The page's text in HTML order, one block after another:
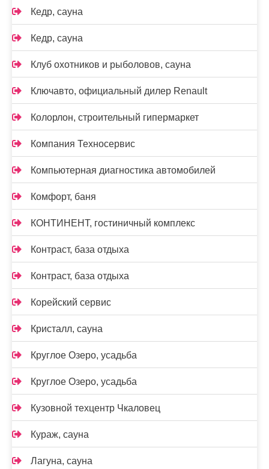
Кедр, сауна
Кедр, сауна
Клуб охотников и рыболовов, сауна
Ключавто, официальный дилер Renault
Колорлон, строительный гипермаркет
Компания Техносервис
Компьютерная диагностика автомобилей
Комфорт, баня
КОНТИНЕНТ, гостиничный комплекс
Контраст, база отдыха
Контраст, база отдыха
Корейский сервис
Кристалл, сауна
Круглое Озеро, усадьба
Круглое Озеро, усадьба
Кузовной техцентр Чкаловец
Кураж, сауна
Лагуна, сауна